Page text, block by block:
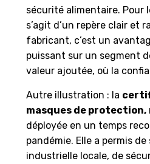
sécurité alimentaire. Pour
s’agit d’un repère clair et
fabricant, c’est un
puissant sur un segment
valeur ajoutée, où la
Autre illustration : la
masques de protection,
déployée en un temps
pandémie. Elle a permis
industrielle locale, de